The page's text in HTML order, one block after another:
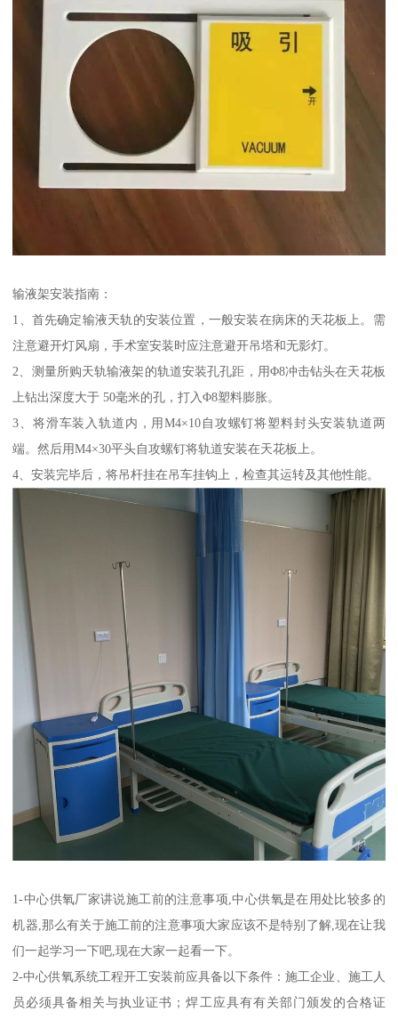
输液架安装指南：
1、首先确定输液天轨的安装位置，一般安装在病床的天花板上。需
注意避开灯风扇，手术室安装时应注意避开吊塔和无影灯。
2、测量所购天轨输液架的轨道安装孔孔距，用Φ8冲击钻头在天花板
上钻出深度大于 50毫米的孔，打入Φ8塑料膨胀。
3、将滑车装入轨道内，用M4×10自攻螺钉将塑料封头安装轨道两
端。然后用M4×30平头自攻螺钉将轨道安装在天花板上。
4、安装完毕后，将吊杆挂在吊车挂钩上，检查其运转及其他性能。
1-中心供氧厂家讲说施工前的注意事项,中心供氧是在用处比较多的
机器,那么有关于施工前的注意事项大家应该不是特别了解,现在让我
们一起学习一下吧,现在大家一起看一下。
2-中心供氧系统工程开工安装前应具备以下条件：施工企业、施工人
员必须具备相关与执业证书；焊工应具有有关部门颁发的合格证